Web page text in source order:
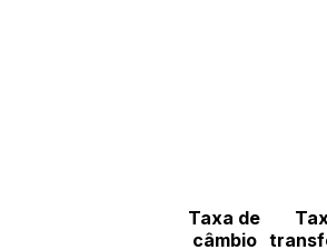
Taxa de
câmbio